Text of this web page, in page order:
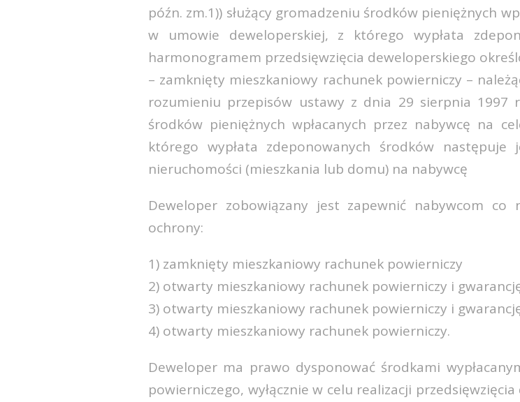
późn. zm.1)) służący gromadzeniu środków pieniężnych
w umowie deweloperskiej, z którego wypłata
harmonogramem przedsięwzięcia deweloperskiego
– zamknięty mieszkaniowy rachunek powierniczy –
rozumieniu przepisów ustawy z dnia 29 sierpnia 1997
środków pieniężnych wpłacanych przez nabywcę na
którego wypłata zdeponowanych środków następuje
nieruchomości (mieszkania lub domu) na nabywcę
Deweloper zobowiązany jest zapewnić nabywcom
ochrony:
1) zamknięty mieszkaniowy rachunek powierniczy
2) otwarty mieszkaniowy rachunek powierniczy i
3) otwarty mieszkaniowy rachunek powierniczy i
4) otwarty mieszkaniowy rachunek powierniczy.
Deweloper ma prawo dysponować środkami
powierniczego, wyłącznie w celu realizacji